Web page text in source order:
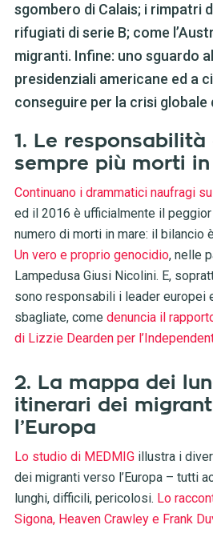
sgombero di Calais; i rimpatri
rifugiati di serie B; come
migranti. Infine: uno sguardo
presidenziali americane ed a
conseguire per la crisi globale
1. Le responsabilità
sempre più morti
Continuano i drammatici naufragi
ed il 2016 è ufficialmente il
numero di morti in mare: il bilancio
Un vero e proprio genocidio, nelle
Lampedusa Giusi Nicolini. E,
sono responsabili i leader europei
sbagliate, come denuncia il
di Lizzie Dearden per
2. La mappa dei
itinerari dei
l’Europa
Lo studio di MEDMIGillustra i
dei migranti verso l’Europa – tutti
lunghi, difficili, pericolosi. Lo
Sigona, Heaven Crawley e Frank